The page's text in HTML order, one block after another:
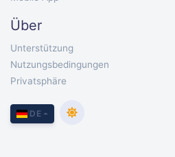
Über
Unterstützung
Nutzungsbedingungen
Privatsphäre
DE